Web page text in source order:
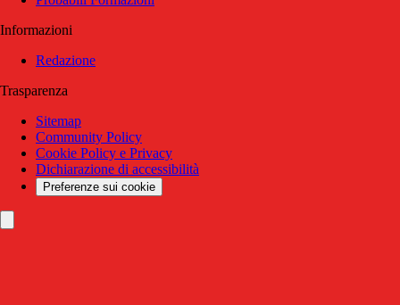
Informazioni
Redazione
Trasparenza
Sitemap
Community Policy
Cookie Policy e Privacy
Dichiarazione di accessibilità
Preferenze sui cookie